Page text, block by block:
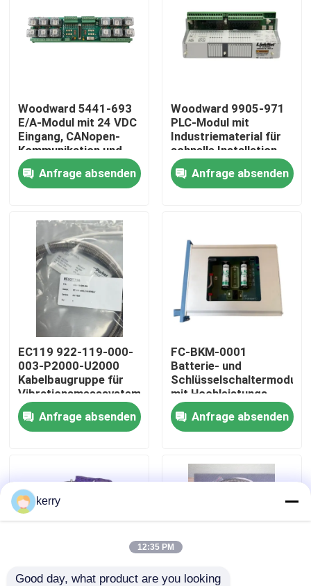
Zu Hause
Produkte
Videos
Über uns
Werksbesichtigung
Qualitätskontrolle
Blog
ABB 800xa
Woodward 5441-693
E/A-Modul mit 24 VDC
Eingang, CANopen-
Kommunikation und
einem Betriebsbereich
von -40 °C bis +85 °C
Anfrage absenden
Woodward 9905-971
PLC-Modul mit
Industriematerial für
schnelle Installation
und breiten
Temperaturbereich
Anfrage absenden
EC119 922-119-000-
003-P2000-U2000
Kabelbaugruppe für
Vibrationsmesssysteme
Anfrage absenden
FC-BKM-0001
Batterie- und
Schlüsselschaltermodul
mit Hochleistungs-
Lithium-Ionen-Akku
und mechanischem
Schlüsselschalter für
Steuerungssysteme
Anfrage absenden
kerry
12:35 PM
Good day, what product are you looking